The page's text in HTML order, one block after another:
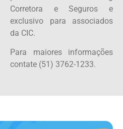
Corretora e Seguros e
exclusivo para associados
da CIC.
Para maiores informações
contate (51) 3762-1233.